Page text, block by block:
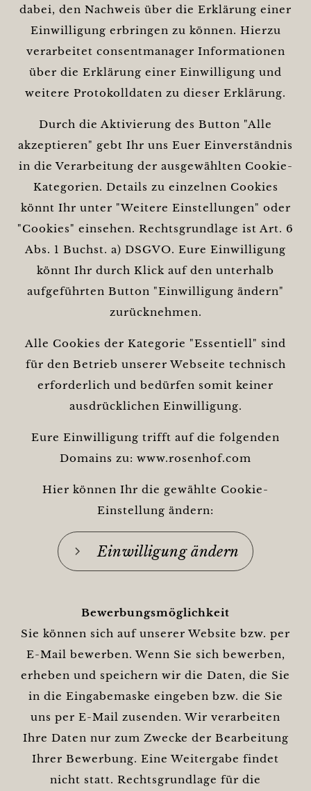
dabei, den Nachweis über die Erklärung einer
Einwilligung erbringen zu können. Hierzu
verarbeitet consentmanager Informationen
über die Erklärung einer Einwilligung und
weitere Protokolldaten zu dieser Erklärung.
Durch die Aktivierung des Button "Alle
akzeptieren" gebt Ihr uns Euer Einverständnis
in die Verarbeitung der ausgewählten Cookie-
Kategorien. Details zu einzelnen Cookies
könnt Ihr unter "Weitere Einstellungen" oder
"Cookies" einsehen. Rechtsgrundlage ist Art. 6
Abs. 1 Buchst. a) DSGVO. Eure Einwilligung
könnt Ihr durch Klick auf den unterhalb
aufgeführten Button "Einwilligung ändern"
zurücknehmen.
Alle Cookies der Kategorie "Essentiell" sind
für den Betrieb unserer Webseite technisch
erforderlich und bedürfen somit keiner
ausdrücklichen Einwilligung.
Eure Einwilligung trifft auf die folgenden
Domains zu: www.rosenhof.com
Hier können Ihr die gewählte Cookie-
Einstellung ändern:
Einwilligung ändern
Bewerbungsmöglichkeit
Sie können sich auf unserer Website bzw. per
E-Mail bewerben. Wenn Sie sich bewerben,
erheben und speichern wir die Daten, die Sie
in die Eingabemaske eingeben bzw. die Sie
uns per E-Mail zusenden. Wir verarbeiten
Ihre Daten nur zum Zwecke der Bearbeitung
Ihrer Bewerbung. Eine Weitergabe findet
nicht statt. Rechtsgrundlage für die